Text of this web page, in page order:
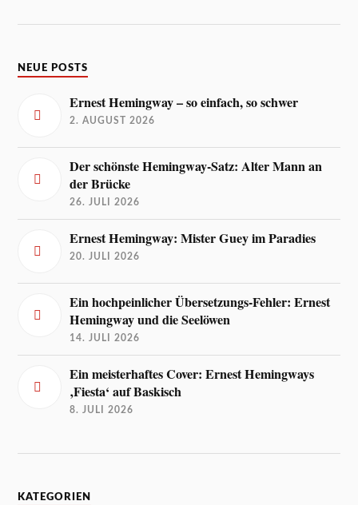
NEUE POSTS
Ernest Hemingway – so einfach, so schwer
2. AUGUST 2026
Der schönste Hemingway-Satz: Alter Mann an
der Brücke
26. JULI 2026
Ernest Hemingway: Mister Guey im Paradies
20. JULI 2026
Ein hochpeinlicher Übersetzungs-Fehler: Ernest
Hemingway und die Seelöwen
14. JULI 2026
Ein meisterhaftes Cover: Ernest Hemingways
‚Fiesta‘ auf Baskisch
8. JULI 2026
KATEGORIEN